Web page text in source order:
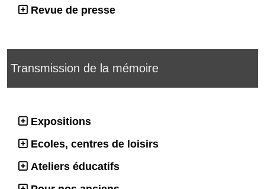
Revue de presse
Transmission de la mémoire
Expositions
Ecoles, centres de loisirs
Ateliers éducatifs